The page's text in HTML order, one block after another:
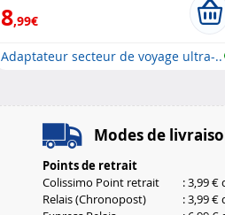
8,99€
Adaptateur secteur de voyage ultra-..
Modes de
Points de retrait
Colissimo Point retrait
: 3,99 €
Relais (Chronopost)
: 3,99 €